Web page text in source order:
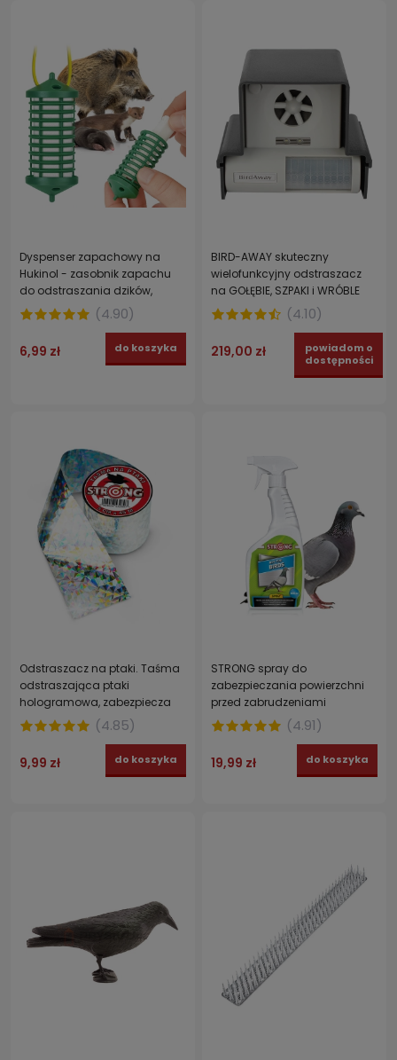
Dyspenser zapachowy na
Hukinol - zasobnik zapachu
do odstraszania dzików,
saren, lisów i kun 1 szt.
(4.90)
6,99 zł do koszyka
BIRD-AWAY skuteczny
wielofunkcyjny odstraszacz
na GOŁĘBIE, SZPAKI i WRÓBLE
zabezpiecza do 85 m2
(4.10)
219,00 zł
powiadom o
dostępności
Odstraszacz na ptaki. Taśma
odstraszająca ptaki
hologramowa, zabezpiecza
drzewa, dachy STRONG 5 cm
x 45 m
(4.85)
9,99 zł do koszyka
STRONG spray do
zabezpieczania powierzchni
przed zabrudzeniami
wynikającymi z obecności
ptaków takich jak gołębie,
wróble, szpaki, mewy 500 ml
(4.91)
19,99 zł do koszyka